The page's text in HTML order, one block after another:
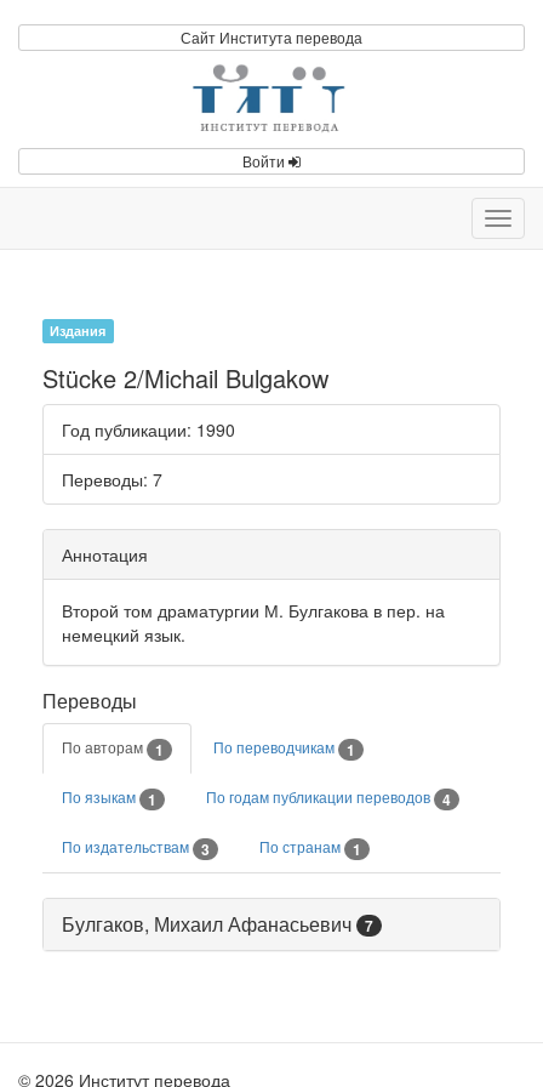
Сайт Института перевода
Войти
Издания
Stücke 2/Michail Bulgakow
Год публикации: 1990
Переводы: 7
Аннотация
Второй том драматургии М. Булгакова в пер. на
немецкий язык.
Переводы
По авторам 1 По переводчикам 1
По языкам 1 По годам публикации переводов 4
По издательствам 3 По странам 1
Булгаков, Михаил Афанасьевич 7
© 2026 Институт перевода